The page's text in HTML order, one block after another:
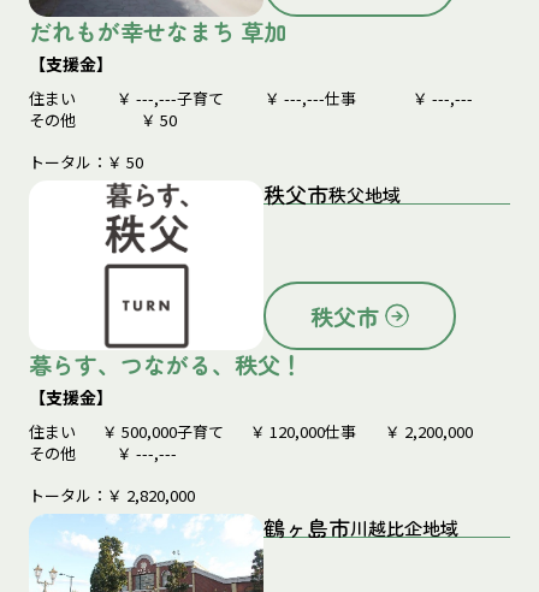
だれもが幸せなまち 草加
【支援金】
住まい ￥ ---,---子育て ￥ ---,---仕事 ￥ ---,---
その他
￥ 50
トータル：￥ 50
秩父市秩父地域
秩父市
暮らす、つながる、秩父！
【支援金】
住まい ￥ 500,000子育て ￥ 120,000仕事 ￥ 2,200,000
その他
￥ ---,---
トータル：￥ 2,820,000
鶴ヶ島市川越比企地域